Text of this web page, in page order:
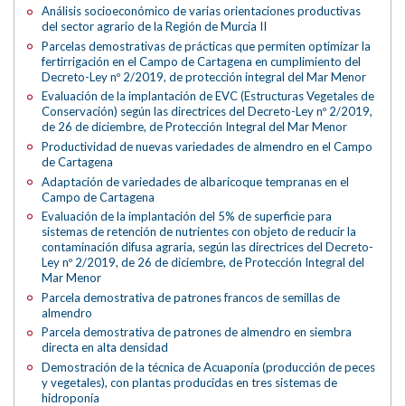
Análisis socioeconómico de varias orientaciones productivas
del sector agrario de la Región de Murcia II
Parcelas demostrativas de prácticas que permiten optimizar la
fertirrigación en el Campo de Cartagena en cumplimiento del
Decreto-Ley nº 2/2019, de protección integral del Mar Menor
Evaluación de la implantación de EVC (Estructuras Vegetales de
Conservación) según las directrices del Decreto-Ley nº 2/2019,
de 26 de diciembre, de Protección Integral del Mar Menor
Productividad de nuevas variedades de almendro en el Campo
de Cartagena
Adaptación de variedades de albaricoque tempranas en el
Campo de Cartagena
Evaluación de la implantación del 5% de superficie para
sistemas de retención de nutrientes con objeto de reducir la
contaminación difusa agraria, según las directrices del Decreto-
Ley nº 2/2019, de 26 de diciembre, de Protección Integral del
Mar Menor
Parcela demostrativa de patrones francos de semillas de
almendro
Parcela demostrativa de patrones de almendro en siembra
directa en alta densidad
Demostración de la técnica de Acuaponía (producción de peces
y vegetales), con plantas producidas en tres sistemas de
hidroponía